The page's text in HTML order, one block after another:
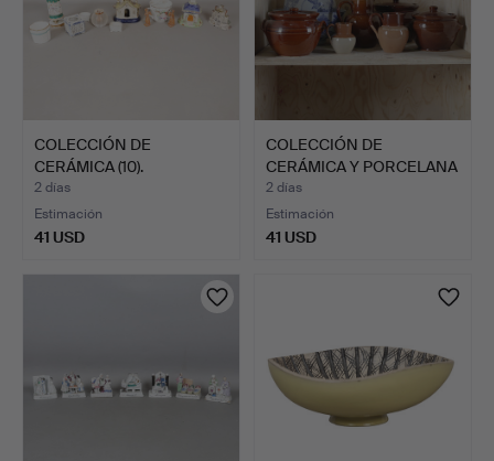
COLECCIÓN DE
CERÁMICA (10).
2 días
Estimación
41 USD
COLECCIÓN DE
CERÁMICA Y PORCELANA
CON ESMA…
2 días
Estimación
41 USD